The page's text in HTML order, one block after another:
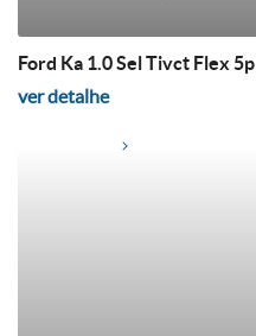
Ford Ka 1.0 Sel Tivct Flex 5p
ver detalhe